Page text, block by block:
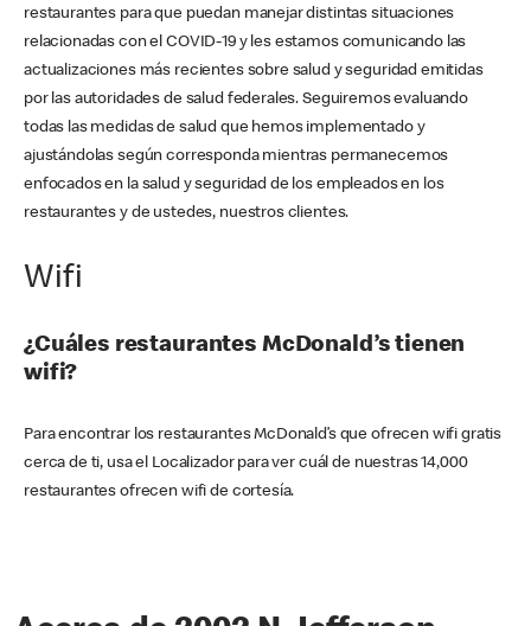
restaurantes para que puedan manejar distintas situaciones
relacionadas con el COVID-19 y les estamos comunicando las
actualizaciones más recientes sobre salud y seguridad emitidas
por las autoridades de salud federales. Seguiremos evaluando
todas las medidas de salud que hemos implementado y
ajustándolas según corresponda mientras permanecemos
enfocados en la salud y seguridad de los empleados en los
restaurantes y de ustedes, nuestros clientes.
Wifi
¿Cuáles restaurantes McDonald’s tienen
wifi?
Para encontrar los restaurantes McDonald’s que ofrecen wifi gratis
cerca de ti, usa el Localizador para ver cuál de nuestras 14,000
restaurantes ofrecen wifi de cortesía.